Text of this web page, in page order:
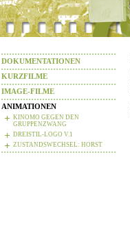
DOKUMENTATIONEN
KURZFILME
IMAGE-FILME
ANIMATIONEN
KINOMO GEGEN DEN
GRUPPENZWANG
DREISTIL-LOGO V.1
ZUSTANDSWECHSEL: HORST